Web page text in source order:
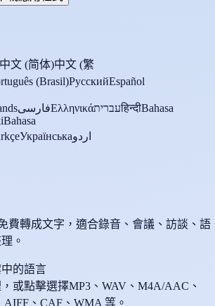
中文 (简体)中文 (繁
(Brasil)РусскийEspañol
فارسیΕλληνικάעבריתहिन्दीBahasa
Bahasa
Українськаاردو
費轉成文字，適合錄音、會議、訪談、語
。
的語言
或點擊選擇MP3、WAV、M4A/AAC、
AIFF、CAF、WMA 等。